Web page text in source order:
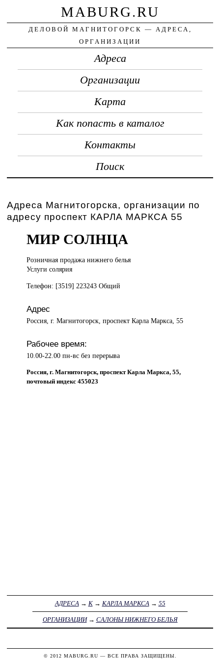
MABURG.RU
ДЕЛОВОЙ МАГНИТОГОРСК — АДРЕСА,
ОРГАНИЗАЦИИ
Адреса
Организации
Карта
Как попасть в каталог
Контакты
Поиск
Адреса Магнитогорска, организации по
адресу проспект КАРЛА МАРКСА 55
МИР СОЛНЦА
Розничная продажанижнего белья
Услуги солярия
Телефон: [3519] 223243 Общий
Адрес
Россия, г. Магнитогорск, проспект Карла Маркса, 55
Рабочее время:
10.00-22.00 пн-вс без перерыва
Россия, г. Магнитогорск, проспект Карла Маркса, 55,
почтовый индекс 455023
АДРЕСА→ К→ КАРЛА МАРКСА→ 55
ОРГАНИЗАЦИИ→ САЛОНЫ НИЖНЕГО БЕЛЬЯ
© 2012 MABURG.RU — ВСЕ ПРАВА ЗАЩИЩЕНЫ.